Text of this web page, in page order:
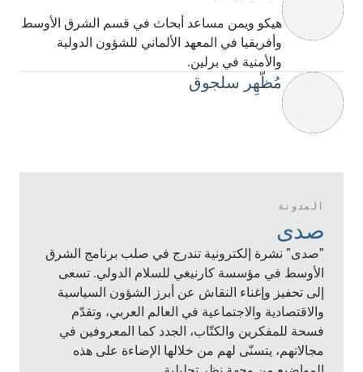
المدونة
صدى
"صدى" نشرة إلكترونية تندرج في صلب برنامج الشرق
الأوسط في مؤسسة كارنيغي للسلام الدولي. تسعى
إلى تحفيز وإغناء النقاش عن أبرز الشؤون السياسية
والاقتصادية والاجتماعية في العالم العربي، وتقدّم
فسحة للمفكرين والكتّاب، الجدد كما المعروفين في
مجالاتهم، يتسنّى لهم من خلالها الإضاءة على هذه
هيكو ويمن مساعد أبحاث في قسم الشرق الأوسط
وأفريقيا في المعهد الألماني للشؤون الدولية
والأمنية في برلين.
مُظّهِر سلجوق